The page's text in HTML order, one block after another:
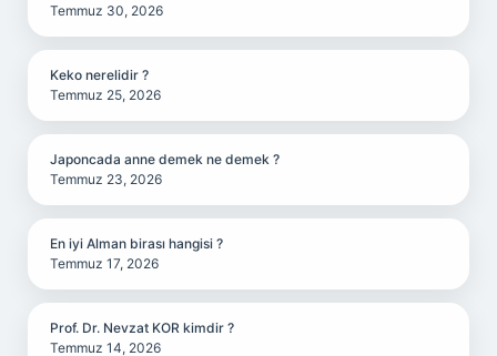
Temmuz 30, 2026
Keko nerelidir ?
Temmuz 25, 2026
Japoncada anne demek ne demek ?
Temmuz 23, 2026
En iyi Alman birası hangisi ?
Temmuz 17, 2026
Prof. Dr. Nevzat KOR kimdir ?
Temmuz 14, 2026